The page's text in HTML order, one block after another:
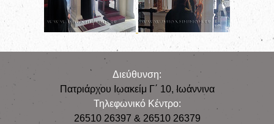
Διεύθυνση:
Πατριάρχου Ιωακείμ Γ΄ 10, Iωάννινα
Τηλεφωνικό Κέντρο:
26510 26397 & 26510 26379